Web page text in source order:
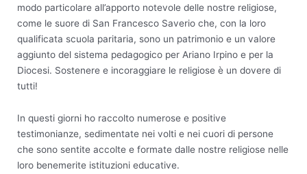
modo particolare all’apporto notevole delle nostre religiose,
come le suore di San Francesco Saverio che, con la loro
qualificata scuola paritaria, sono un patrimonio e un valore
aggiunto del sistema pedagogico per Ariano Irpino e per la
Diocesi. Sostenere e incoraggiare le religiose è un dovere di
tutti!
In questi giorni ho raccolto numerose e positive
testimonianze, sedimentate nei volti e nei cuori di persone
che sono sentite accolte e formate dalle nostre religiose nelle
loro benemerite istituzioni educative.